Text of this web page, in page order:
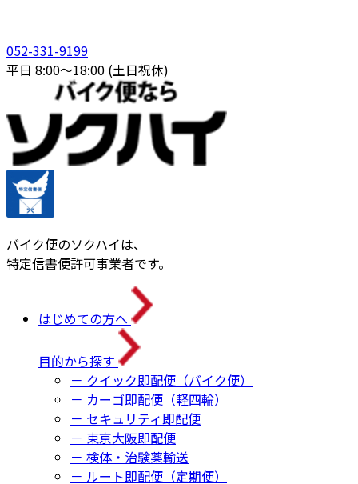
052-331-9199
平日 8:00〜18:00 (土日祝休)
バイク便のソクハイは、
特定信書便許可事業者です。
はじめての方へ
目的から探す
－ クイック即配便（バイク便）
－ カーゴ即配便（軽四輪）
－ セキュリティ即配便
－ 東京大阪即配便
－ 検体・治験薬輸送
－ ルート即配便（定期便）